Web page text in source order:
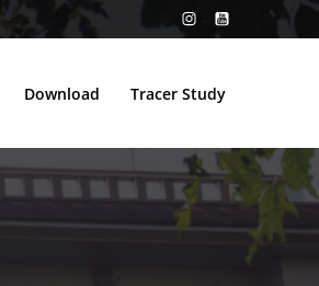
Download Tracer Study